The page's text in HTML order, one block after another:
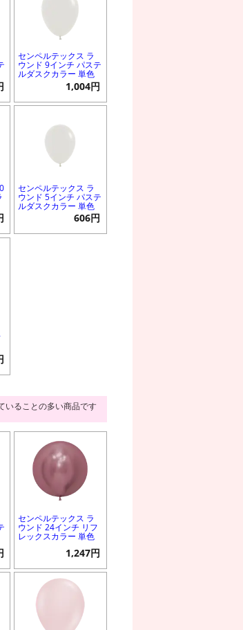
センペルテックス ラ
ウンド 9インチ パステ
ルダスクカラー 単色
1,004円
センペルテックス ラ
ウンド 5インチ パステ
ルダスクカラー 単色
606円
いることの多い商品です
センペルテックス ラ
ウンド 24インチ リフ
レックスカラー 単色
1,247円